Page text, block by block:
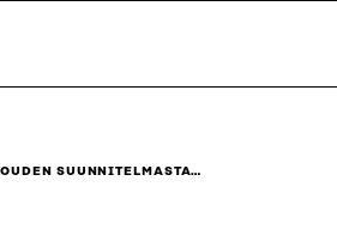
SUUNNITELMASTA…